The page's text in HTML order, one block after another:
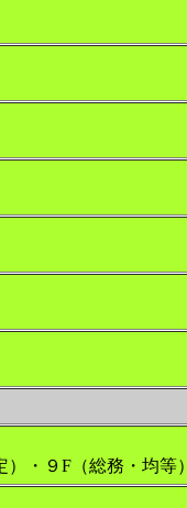
・９F（総務・均等）